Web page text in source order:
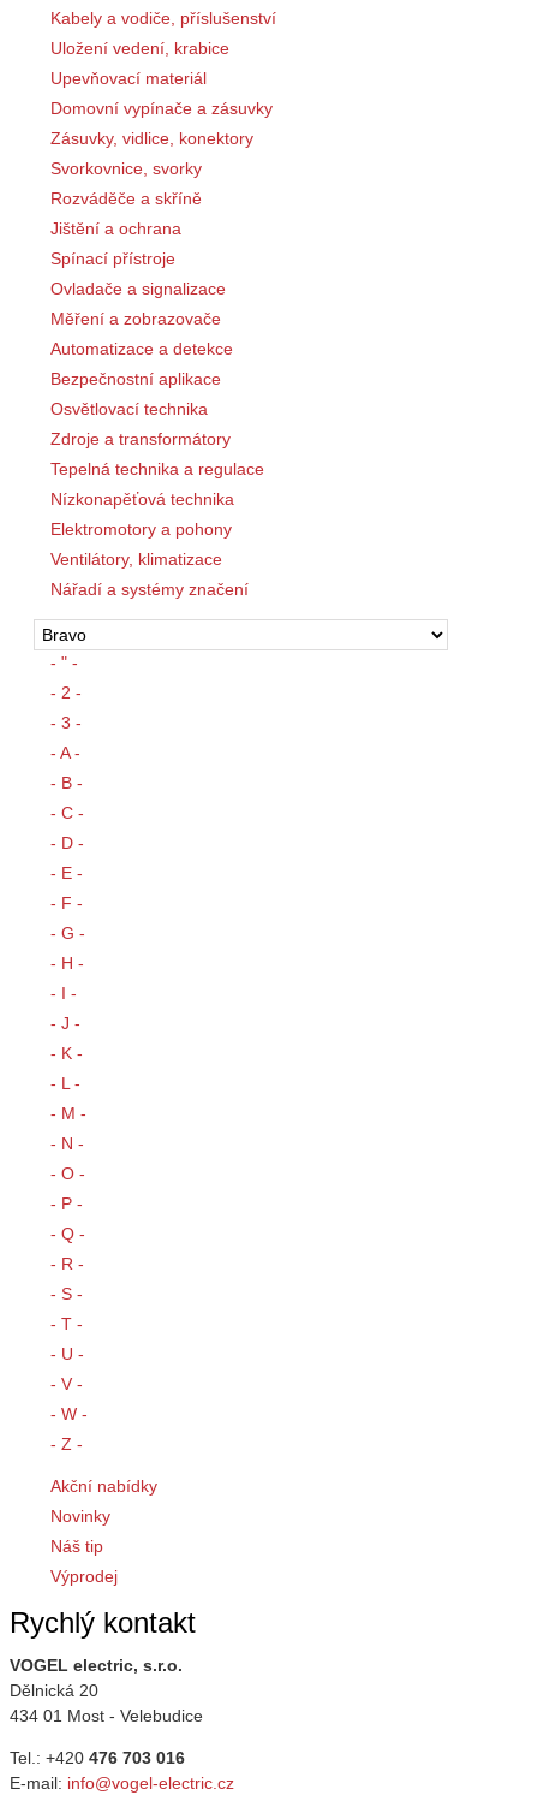
Kabely a vodiče, příslušenství
Uložení vedení, krabice
Upevňovací materiál
Domovní vypínače a zásuvky
Zásuvky, vidlice, konektory
Svorkovnice, svorky
Rozváděče a skříně
Jištění a ochrana
Spínací přístroje
Ovladače a signalizace
Měření a zobrazovače
Automatizace a detekce
Bezpečnostní aplikace
Osvětlovací technika
Zdroje a transformátory
Tepelná technika a regulace
Nízkonapěťová technika
Elektromotory a pohony
Ventilátory, klimatizace
Nářadí a systémy značení
- " -
- 2 -
- 3 -
- A -
- B -
- C -
- D -
- E -
- F -
- G -
- H -
- I -
- J -
- K -
- L -
- M -
- N -
- O -
- P -
- Q -
- R -
- S -
- T -
- U -
- V -
- W -
- Z -
Akční nabídky
Novinky
Náš tip
Výprodej
Rychlý kontakt
VOGEL electric, s.r.o.
Dělnická 20
434 01 Most - Velebudice
Tel.: +420 476 703 016
E-mail: info@vogel-electric.cz